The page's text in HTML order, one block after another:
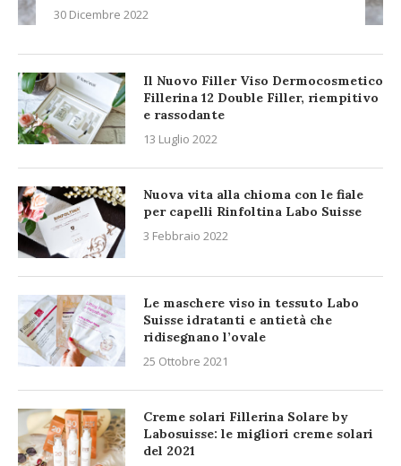
30 Dicembre 2022
Il Nuovo Filler Viso Dermocosmetico
Fillerina 12 Double Filler, riempitivo
e rassodante
13 Luglio 2022
Nuova vita alla chioma con le fiale
per capelli Rinfoltina Labo Suisse
3 Febbraio 2022
Le maschere viso in tessuto Labo
Suisse idratanti e antietà che
ridisegnano l’ovale
25 Ottobre 2021
Creme solari Fillerina Solare by
Labosuisse: le migliori creme solari
del 2021